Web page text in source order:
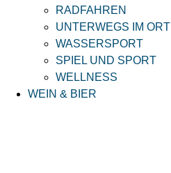
RADFAHREN
UNTERWEGS IM ORT
WASSERSPORT
SPIEL UND SPORT
WELLNESS
WEIN & BIER